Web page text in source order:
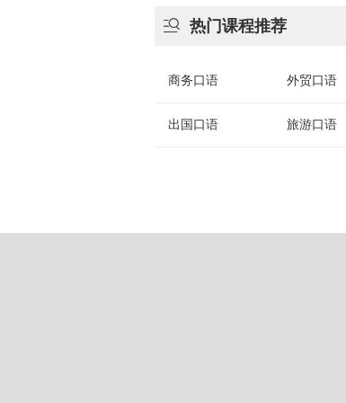
 热门课程推荐
商务口语 外贸口语
出国口语 旅游口语